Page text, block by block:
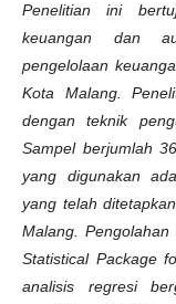
Penelitian ini
keuangan dan
pengelolaan
Kota Malang.
dengan teknik
Sampel berjumlah
yang digunakan
yang telah
Malang.
Statistical Package
analisis regresi